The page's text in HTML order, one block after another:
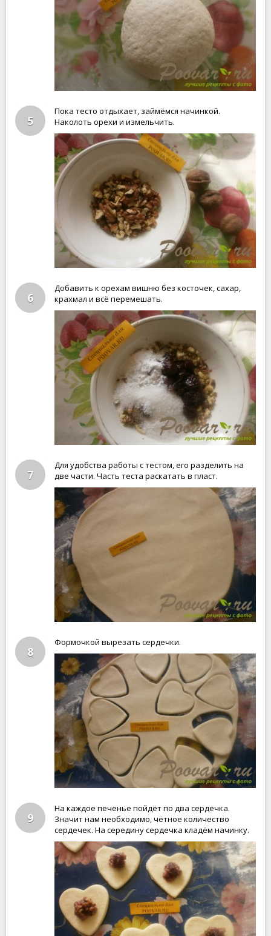
5
Пока тесто отдыхает, займёмся начинкой.
Наколоть орехи и измельчить.
6
Добавить к орехам вишню без косточек, сахар,
крахмал и всё перемешать.
7
Для удобства работы с тестом, его разделить на
две части. Часть теста раскатать в пласт.
8
Формочкой вырезать сердечки.
9
На каждое печенье пойдёт по два сердечка.
Значит нам необходимо, чётное количество
сердечек. На середину сердечка кладём начинку.